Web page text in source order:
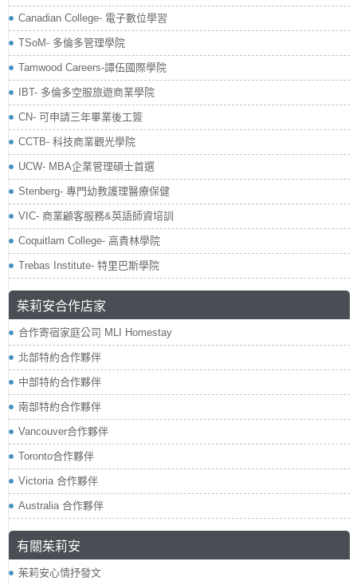
Canadian College- 電子數位學習
TSoM- 多倫多管理學院
Tamwood Careers-譚伍國際學院
IBT- 多倫多空服旅遊商業學院
CN- 可申請三年畢業後工簽
CCTB- 科技商業觀光學院
UCW- MBA企業管理碩士首選
Stenberg- 專門幼教護理醫療保健
VIC- 商業顧客服務&英語師資培訓
Coquitlam College- 高貴林學院
Trebas Institute- 特里巴斯學院
茱莉安合作店家
合作寄宿家庭公司 MLI Homestay
北部特約合作夥伴
中部特約合作夥伴
南部特約合作夥伴
Vancouver合作夥伴
Toronto合作夥伴
Victoria 合作夥伴
Australia 合作夥伴
有關茱莉安
茱莉安心情抒發文